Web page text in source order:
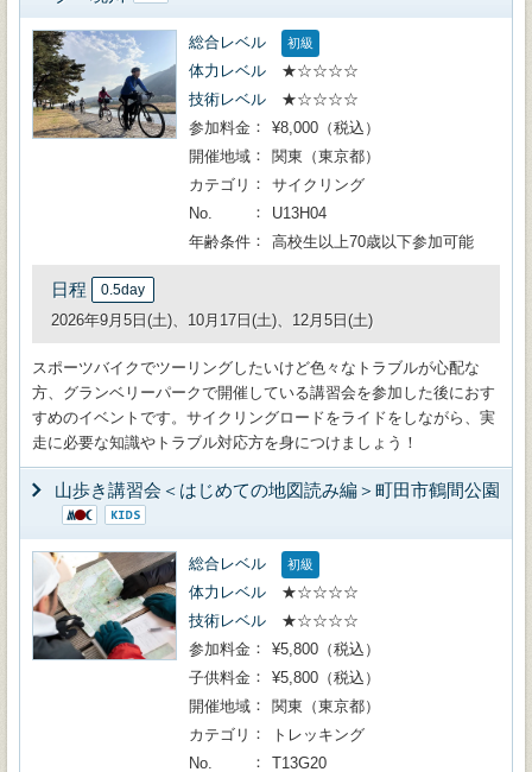
総合レベル 初級
体力レベル
★☆☆☆☆
技術レベル
★☆☆☆☆
参加料金
¥8,000（税込）
開催地域
関東（東京都）
カテゴリ
サイクリング
No.
U13H04
年齢条件
高校生以上70歳以下参加可能
日程 0.5day
2026年9月5日(土)、10月17日(土)、12月5日(土)
スポーツバイクでツーリングしたいけど色々なトラブルが心配な
方、グランベリーパークで開催している講習会を参加した後におす
すめのイベントです。サイクリングロードをライドをしながら、実
走に必要な知識やトラブル対応方を身につけましょう！
山歩き講習会＜はじめての地図読み編＞町田市鶴間公園
総合レベル 初級
体力レベル
★☆☆☆☆
技術レベル
★☆☆☆☆
参加料金
¥5,800（税込）
子供料金
¥5,800（税込）
開催地域
関東（東京都）
カテゴリ
トレッキング
No.
T13G20